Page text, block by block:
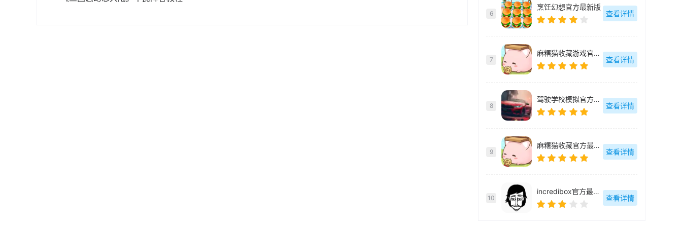
6
烹饪幻想官方最新版
查看详情
7
麻糬猫收藏游戏官方最新版
查看详情
8
驾驶学校模拟官方最新版
查看详情
9
麻糬猫收藏官方最新版
查看详情
10
incredibox官方最新版
查看详情